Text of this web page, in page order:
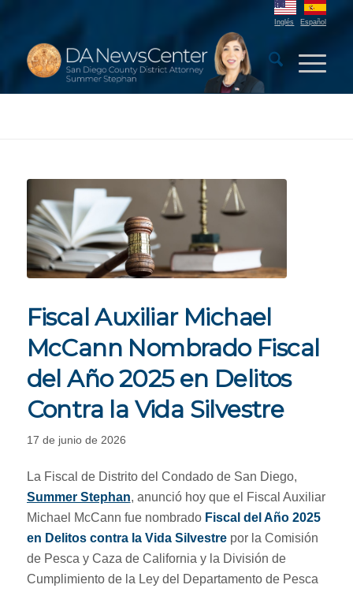
Inglés Español
Fiscal Auxiliar Michael
McCann Nombrado Fiscal
del Año 2025 en Delitos
Contra la Vida Silvestre
17 de junio de 2026
La Fiscal de Distrito del Condado de San Diego,
Summer Stephan, anunció hoy que el Fiscal Auxiliar
Michael McCann fue nombrado Fiscal del Año 2025
en Delitos contra la Vida Silvestrepor la Comisión
de Pesca y Caza de California y la División de
Cumplimiento de la Ley del Departamento de Pesca